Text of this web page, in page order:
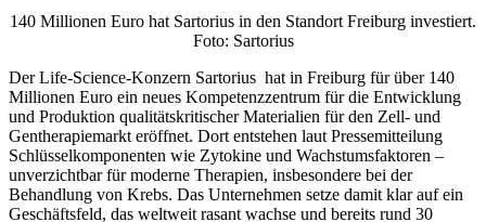
140 Millionen Euro hat Sartorius in den Standort Freiburg investiert.
Foto: Sartorius
Der Life-Science-Konzern Sartorius hat in Freiburg für über 140
Millionen Euro ein neues Kompetenzzentrum für die Entwicklung
und Produktion qualitätskritischer Materialien für den Zell- und
Gentherapiemarkt eröffnet. Dort entstehen laut Pressemitteilung
Schlüsselkomponenten wie Zytokine und Wachstumsfaktoren –
unverzichtbar für moderne Therapien, insbesondere bei der
Behandlung von Krebs. Das Unternehmen setze damit klar auf ein
Geschäftsfeld, das weltweit rasant wachse und bereits rund 30